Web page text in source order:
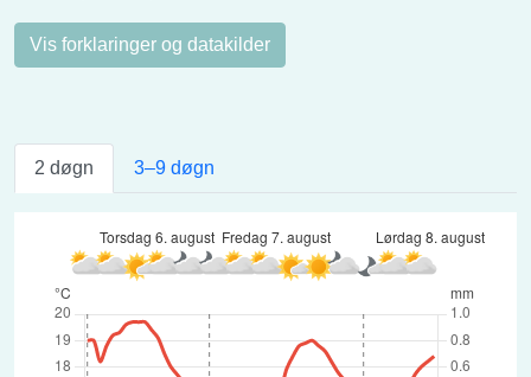
Vis forklaringer og datakilder
2 døgn 3–9 døgn